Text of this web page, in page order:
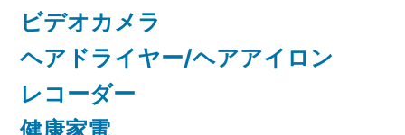
ビデオカメラ
ヘアドライヤー/ヘアアイロン
レコーダー
健康家電